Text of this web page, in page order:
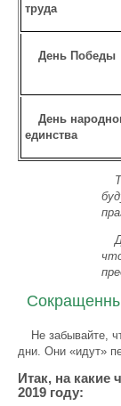
труда
День Победы
День
единства
Не забывайте,
дни. Они «идут»
Итак, на
2019 году: